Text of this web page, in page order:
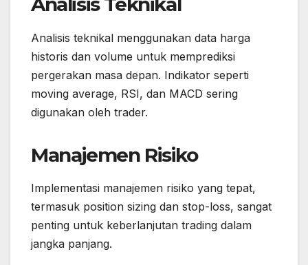
Analisis teknikal menggunakan data harga
historis dan volume untuk memprediksi
pergerakan masa depan. Indikator seperti
moving average, RSI, dan MACD sering
digunakan oleh trader.
Manajemen Risiko
Implementasi manajemen risiko yang tepat,
termasuk position sizing dan stop-loss, sangat
penting untuk keberlanjutan trading dalam
jangka panjang.